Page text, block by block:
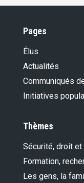
Pages
Élus
Actualités
Communiqués
Initiatives
Thèmes
Sécurité, droit et
Formation,
Les gens, la